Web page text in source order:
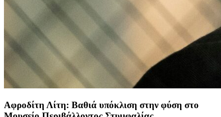
Αφροδίτη Λίτη: Βαθιά υπόκλιση στην φύση στο